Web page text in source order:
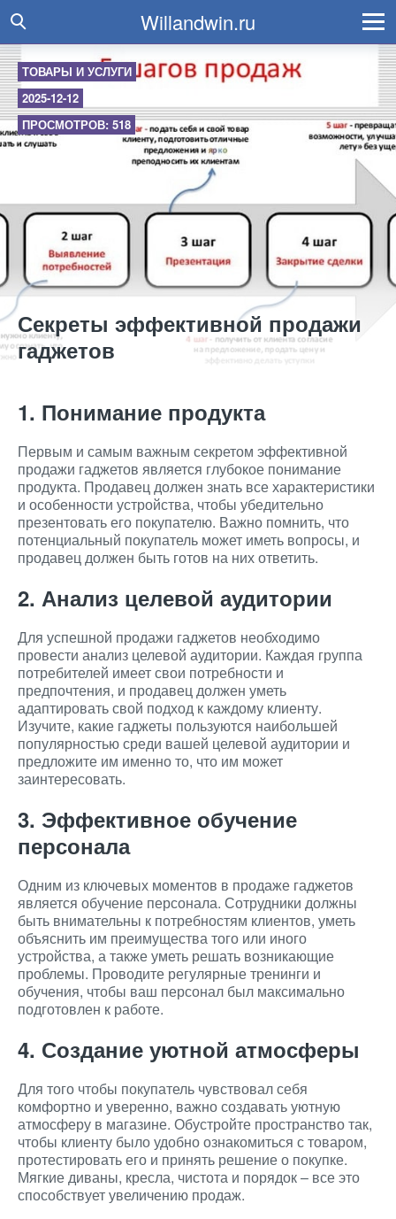
Willandwin.ru
ТОВАРЫ И УСЛУГИ
2025-12-12
ПРОСМОТРОВ: 518
Секреты эффективной продажи
гаджетов
1. Понимание продукта
Первым и самым важным секретом эффективной
продажи гаджетов является глубокое понимание
продукта. Продавец должен знать все характеристики
и особенности устройства, чтобы убедительно
презентовать его покупателю. Важно помнить, что
потенциальный покупатель может иметь вопросы, и
продавец должен быть готов на них ответить.
2. Анализ целевой аудитории
Для успешной продажи гаджетов необходимо
провести анализ целевой аудитории. Каждая группа
потребителей имеет свои потребности и
предпочтения, и продавец должен уметь
адаптировать свой подход к каждому клиенту.
Изучите, какие гаджеты пользуются наибольшей
популярностью среди вашей целевой аудитории и
предложите им именно то, что им может
заинтересовать.
3. Эффективное обучение
персонала
Одним из ключевых моментов в продаже гаджетов
является обучение персонала. Сотрудники должны
быть внимательны к потребностям клиентов, уметь
объяснить им преимущества того или иного
устройства, а также уметь решать возникающие
проблемы. Проводите регулярные тренинги и
обучения, чтобы ваш персонал был максимально
подготовлен к работе.
4. Создание уютной атмосферы
Для того чтобы покупатель чувствовал себя
комфортно и уверенно, важно создавать уютную
атмосферу в магазине. Обустройте пространство так,
чтобы клиенту было удобно ознакомиться с товаром,
протестировать его и принять решение о покупке.
Мягкие диваны, кресла, чистота и порядок – все это
способствует увеличению продаж.